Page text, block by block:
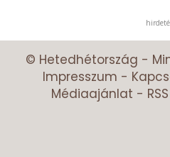
© Hetedhétország -
Impresszum -
Médiaajánlat - RSS